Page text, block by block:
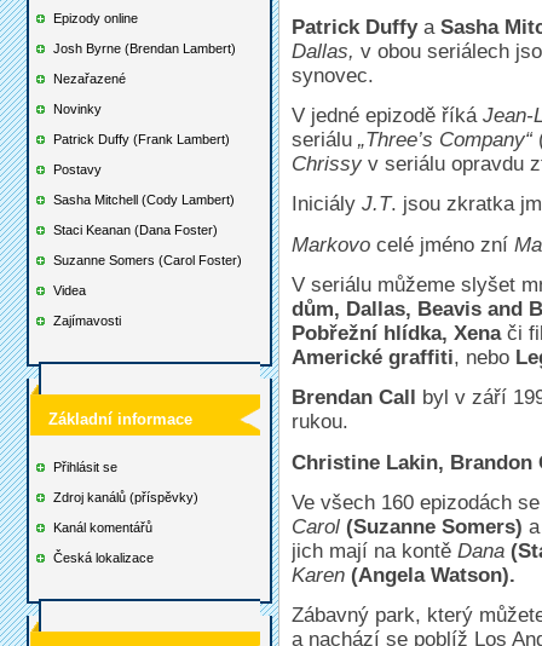
Epizody online
Josh Byrne (Brendan Lambert)
Nezařazené
Novinky
Patrick Duffy (Frank Lambert)
Postavy
Sasha Mitchell (Cody Lambert)
Staci Keanan (Dana Foster)
Suzanne Somers (Carol Foster)
Videa
Zajímavosti
Základní informace
Přihlásit se
Zdroj kanálů (příspěvky)
Kanál komentářů
Česká lokalizace
Patrick Duffya Sasha
Dallas, v obou seriálech
synovec.
V jedné epizodě říká Jean-
seriálu „Three’s Company“
Chrissy v seriálu opravdu
Iniciály J.T. jsou zkratka
Markovo celé jméno zní
V seriálu můžeme slyšet
dům, Dallas, Beavis and
Pobřežní hlídka, Xenači
Americké graffiti, nebo
Brendan Call
byl v září
rukou.
Christine Lakin, Brandon
Ve všech 160 epizodách
Carol (Suzanne Somers)
jich mají na kontě Dana
Karen (Angela Watson).
Zábavný park, který
a nachází se poblíž Los